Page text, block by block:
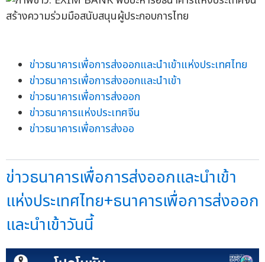
ข่าวธนาคารเพื่อการส่งออกและนำเข้าแห่งประเทศไทย
ข่าวธนาคารเพื่อการส่งออกและนำเข้า
ข่าวธนาคารเพื่อการส่งออก
ข่าวธนาคารแห่งประเทศจีน
ข่าวธนาคารเพื่อการส่งออ
ข่าวธนาคารเพื่อการส่งออกและนำเข้า
แห่งประเทศไทย+ธนาคารเพื่อการส่งออก
และนำเข้าวันนี้